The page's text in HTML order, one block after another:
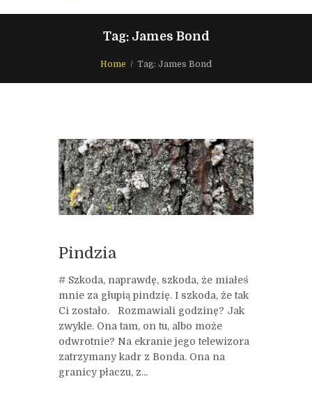
Tag: James Bond
Home Tag: James Bond
Pindzia
# Szkoda, naprawdę, szkoda, że miałeś
mnie za głupią pindzię. I szkoda, że tak
Ci zostało. Rozmawiali godzinę? Jak
zwykle. Ona tam, on tu, albo może
odwrotnie? Na ekranie jego telewizora
zatrzymany kadr z Bonda. Ona na
granicy płaczu, z...